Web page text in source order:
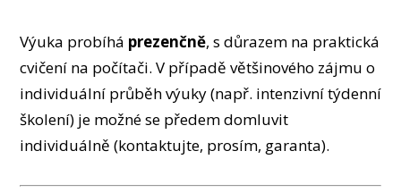
Výuka probíhá prezenčně, s důrazem na praktická
cvičení na počítači. V případě většinového zájmu o
individuální průběh výuky (např. intenzivní týdenní
školení) je možné se předem domluvit
individuálně (kontaktujte, prosím, garanta).